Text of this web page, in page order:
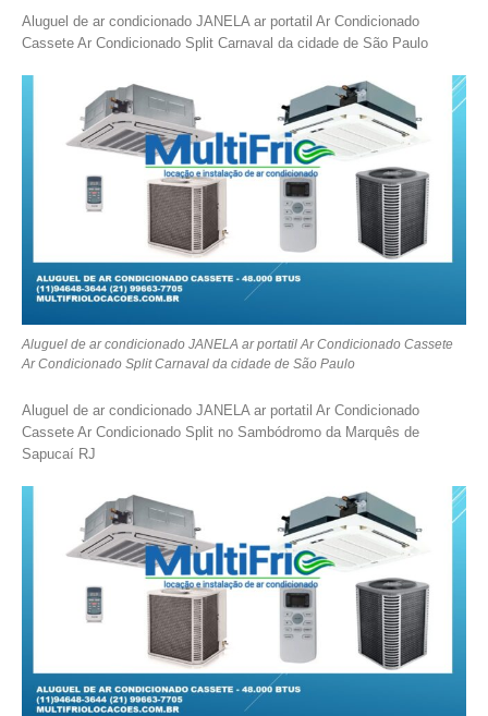
Aluguel de ar condicionado JANELA ar portatil Ar Condicionado
Cassete Ar Condicionado Split Carnaval da cidade de São Paulo
Aluguel de ar condicionado JANELA ar portatil Ar Condicionado Cassete
Ar Condicionado Split Carnaval da cidade de São Paulo
Aluguel de ar condicionado JANELA ar portatil Ar Condicionado
Cassete Ar Condicionado Split no Sambódromo da Marquês de
Sapucaí RJ